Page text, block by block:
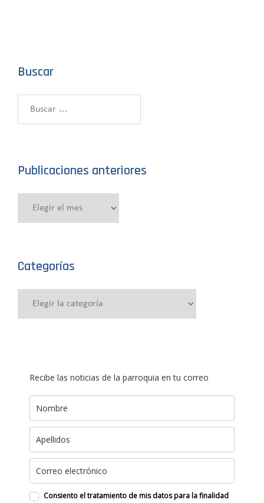
Buscar
Publicaciones anteriores
Categorías
Recibe las noticias de la parroquia en tu correo
Consiento el tratamiento de mis datos para la finalidad